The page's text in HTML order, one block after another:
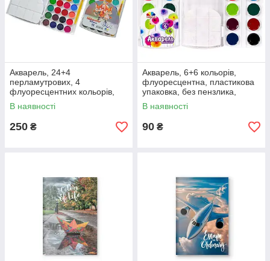
Акварель, 24+4
перламутрових, 4
флуоресцентних кольорів,
пластикова упаковка, з
пензликом, "RUDIX"
В наявності
250 ₴
Акварель, 6+6 кольорів,
флуоресцентна, пластикова
упаковка, без пензлика,
"Творчість"
В наявності
90 ₴